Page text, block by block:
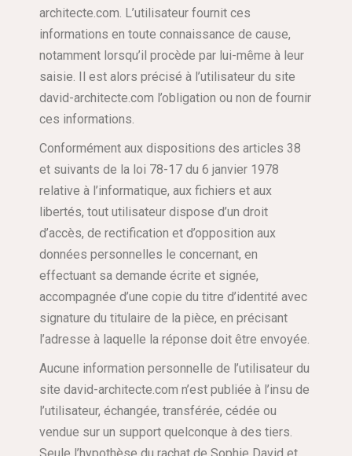
architecte.com. L’utilisateur fournit ces
informations en toute connaissance de cause,
notamment lorsqu’il procède par lui-même à leur
saisie. Il est alors précisé à l’utilisateur du site
david-architecte.com l’obligation ou non de fournir
ces informations.
Conformément aux dispositions des articles 38
et suivants de la loi 78-17 du 6 janvier 1978
relative à l’informatique, aux fichiers et aux
libertés, tout utilisateur dispose d’un droit
d’accès, de rectification et d’opposition aux
données personnelles le concernant, en
effectuant sa demande écrite et signée,
accompagnée d’une copie du titre d’identité avec
signature du titulaire de la pièce, en précisant
l’adresse à laquelle la réponse doit être envoyée.
Aucune information personnelle de l’utilisateur du
site david-architecte.com n’est publiée à l’insu de
l’utilisateur, échangée, transférée, cédée ou
vendue sur un support quelconque à des tiers.